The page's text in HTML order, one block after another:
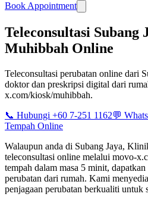
Book Appointment
Teleconsultasi
Muhibbah Online
Teleconsultasi perubatan online dari
doktor dan preskripsi digital dari
x.com/kiosk/muhibbah.
📞 Hubungi +60 7-251 1162💬
Tempah Online
Walaupun anda di Subang Jaya,
teleconsultasi online melalui movo-
tempah dalam masa 5 minit,
perubatan dari rumah. Kami
penjagaan perubatan berkualiti untuk